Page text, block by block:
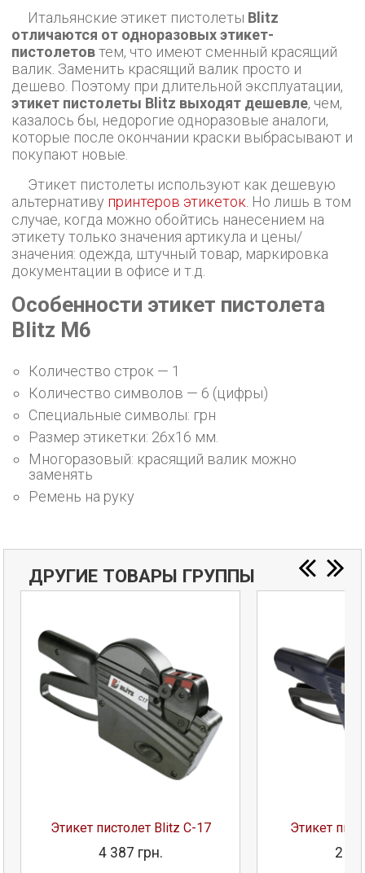
Итальянские этикет пистолеты Blitz
отличаются от одноразовых этикет-
пистолетовтем, что имеют сменный красящий
валик. Заменить красящий валик просто и
дешево. Поэтому при длительной эксплуатации,
этикет пистолеты Blitz выходят дешевле, чем,
казалось бы, недорогие одноразовые аналоги,
которые после окончании краски выбрасывают и
покупают новые.
Этикет пистолеты используют как дешевую
альтернативу принтеров этикеток. Но лишь в том
случае, когда можно обойтись нанесением на
этикету только значения артикула и цены/
значения: одежда, штучный товар, маркировка
документации в офисе и т.д.
Особенности этикет пистолета
Blitz M6
Количество строк — 1
Количество символов — 6 (цифры)
Специальные символы: грн
Размер этикетки: 26х16 мм.
Многоразовый: красящий валик можно
заменять
Ремень на руку
ДРУГИЕ ТОВАРЫ ГРУППЫ
Этикет пистолет Blitz C-17
4 387 грн.
Этикет
2